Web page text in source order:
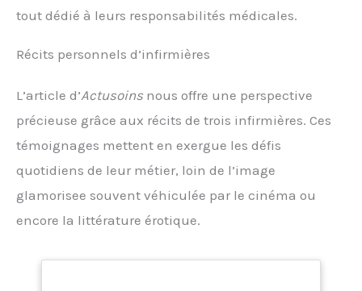
tout dédié à leurs responsabilités médicales.
Récits personnels d’infirmières
L’article d’Actusoins nous offre une perspective
précieuse grâce aux récits de trois infirmières. Ces
témoignages mettent en exergue les défis
quotidiens de leur métier, loin de l’image
glamorisee souvent véhiculée par le cinéma ou
encore la littérature érotique.